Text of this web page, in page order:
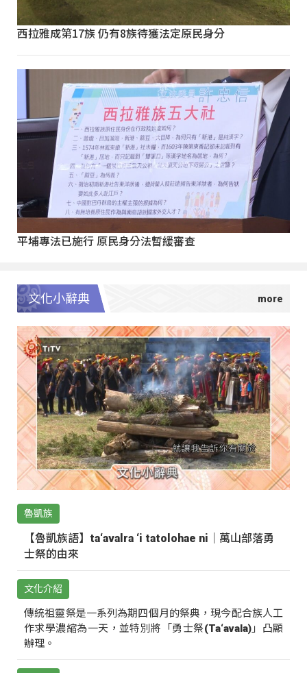
西拉雅成第17族 仍有8族待獲法定原民身分
平埔專法已施行 原民身分法暫緩審查
文化小辭典
魯凱族
【魯凱族語】ta‘avalra ‘i tatolohae ni｜萬山部落勇
士祭的由來
文化介紹
傳統祖靈祭是一系列為期四個月的祭典，現今配合族人工
作求學濃縮為一天，並特別將「勇士祭(Ta‘avala)」凸顯
辦理。